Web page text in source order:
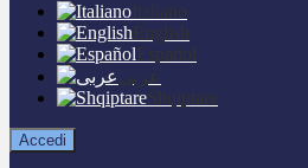
Italiano
English
Español
عربى
Shqiptare
Accedi